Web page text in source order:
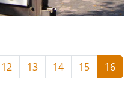
12 13 14 15 16